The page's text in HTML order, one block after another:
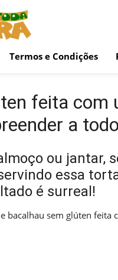
Termos e Condições
feita com
a
ou jantar,
essa
é surreal!
bacalhau sem glúten feita